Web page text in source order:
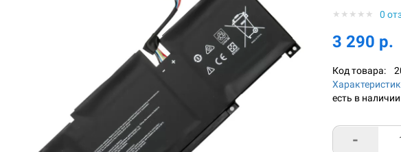
★ ★ ★ ★ ★ 0
3 290 р.
Код товара:
есть в наличии
-